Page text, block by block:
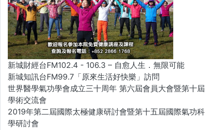
新城財經台FM102.4 - 106.3 – 自愈人生．無限可能
新城知訊台FM99.7「原來生活好快樂」訪問
世界醫學氣功學會成立三十周年 第六屆會員大會暨第十屆
學術交流會
2019年第二屆國際太極健康研討會暨第十五屆國際氣功科
學研討會